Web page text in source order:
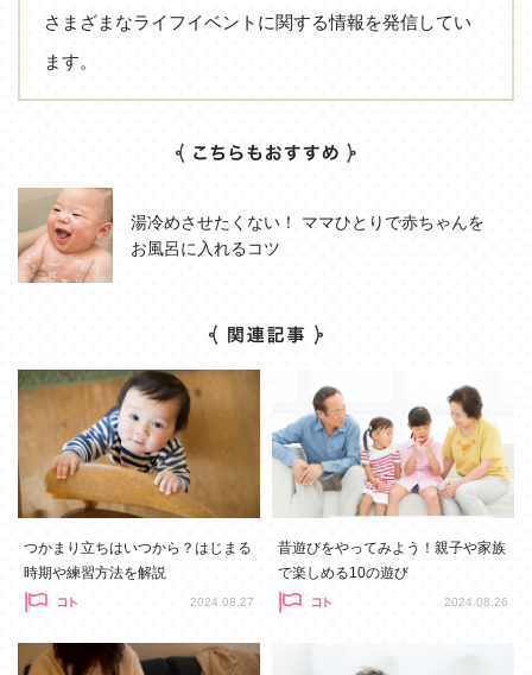
さまざまなライフイベントに関する情報を発信してい
ます。
湯冷めさせたくない！ ママひとりで赤ちゃんを
お風呂に入れるコツ
つかまり立ちはいつから？はじまる
時期や練習方法を解説
2024.08.27
昔遊びをやってみよう！親子や家族
で楽しめる10の遊び
2024.08.26